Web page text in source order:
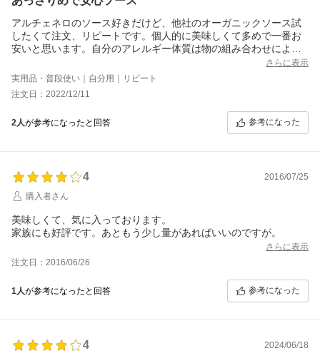
アルチェネロのソース好きだけど、他社のオーガニックソース試
したくて注文、リピートです。個人的に美味しくて多めで一番お
安いと思います。自分のアレルギー体質は物の組み合わせによっ
て合わない場合が有り、食べないと分からない為、安心するソー
スの一つです。
さらに表示
実用品・普段使い｜自分用｜リピート
注文日：2022/12/11
2人が参考になったと回答 参考になった
4
2016/07/25
購入者さん
美味しくて、気に入っております。
家族にも好評です。あともう少し量があればいいのですが。
さらに表示
注文日：2016/06/26
1人が参考になったと回答 参考になった
4
2024/06/18